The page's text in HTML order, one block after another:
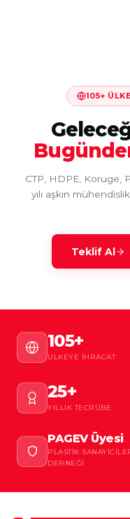
105+
CTP, HDPE, Koruge,
yılı aşkın
Teklif Al
105+
ÜLKEYE İHRACAT
25+
YILLIK TECRÜBE
PAGEV Üyesi
PLASTIK
DERNEĞI